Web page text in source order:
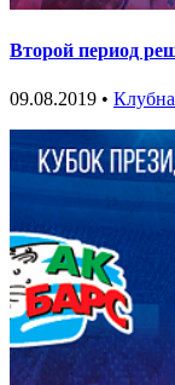
Второй период
09.08.2019 •